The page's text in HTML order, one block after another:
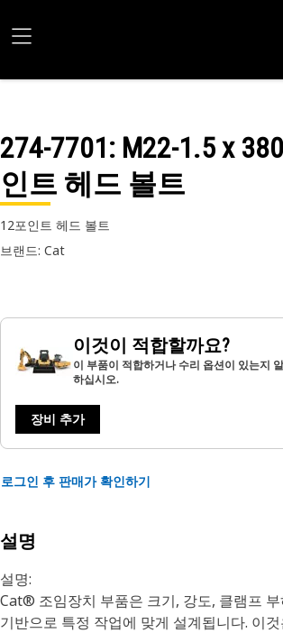
274-7701: M22-1.5 x
인트 헤드 볼트
12포인트 헤드 볼트
브랜드: Cat
이것이 적합할까요?
이 부품이 적합하거나 수리 옵션이 있는지
하십시오.
장비 추가
로그인 후 판매가 확인하기
설명
설명:
Cat® 조임장치 부품은 크기, 강도, 클램프
기반으로 특정 작업에 맞게 설계됩니다. 이